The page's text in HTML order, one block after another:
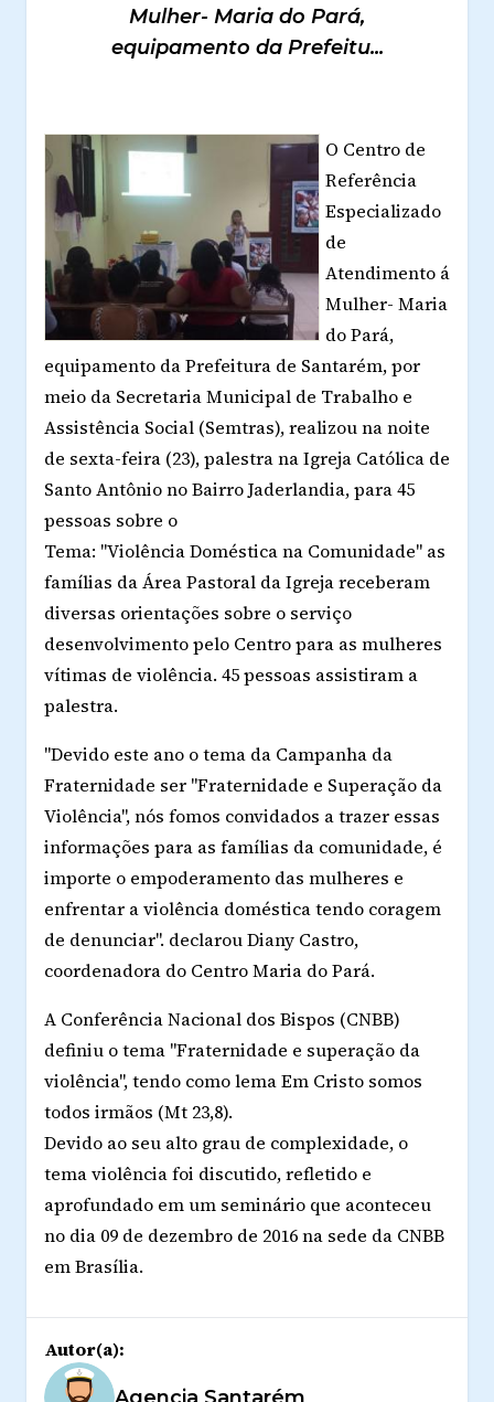
Mulher- Maria do Pará,
equipamento da Prefeitu...
O Centro de
Referência
Especializado
de
Atendimento á
Mulher- Maria
do Pará,
equipamento da Prefeitura de Santarém, por
meio da Secretaria Municipal de Trabalho e
Assistência Social (Semtras), realizou na noite
de sexta-feira (23), palestra na Igreja Católica de
Santo Antônio no Bairro Jaderlandia, para 45
pessoas sobre o
Tema: "Violência Doméstica na Comunidade" as
famílias da Área Pastoral da Igreja receberam
diversas orientações sobre o serviço
desenvolvimento pelo Centro para as mulheres
vítimas de violência. 45 pessoas assistiram a
palestra.
"Devido este ano o tema da Campanha da
Fraternidade ser "Fraternidade e Superação da
Violência", nós fomos convidados a trazer essas
informações para as famílias da comunidade, é
importe o empoderamento das mulheres e
enfrentar a violência doméstica tendo coragem
de denunciar". declarou Diany Castro,
coordenadora do Centro Maria do Pará.
A Conferência Nacional dos Bispos (CNBB)
definiu o tema "Fraternidade e superação da
violência", tendo como lema Em Cristo somos
todos irmãos (Mt 23,8).
Devido ao seu alto grau de complexidade, o
tema violência foi discutido, refletido e
aprofundado em um seminário que aconteceu
no dia 09 de dezembro de 2016 na sede da CNBB
em Brasília.
Autor(a):